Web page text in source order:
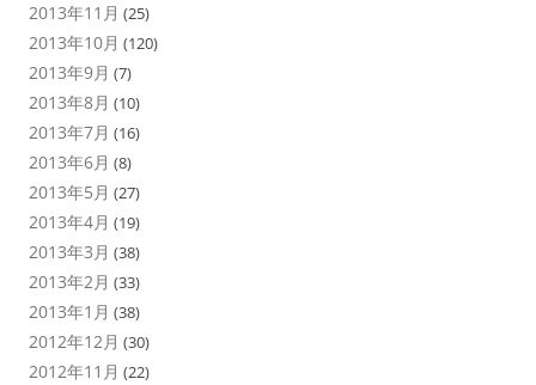
2013年11月 (25)
2013年10月 (120)
2013年9月 (7)
2013年8月 (10)
2013年7月 (16)
2013年6月 (8)
2013年5月 (27)
2013年4月 (19)
2013年3月 (38)
2013年2月 (33)
2013年1月 (38)
2012年12月 (30)
2012年11月 (22)